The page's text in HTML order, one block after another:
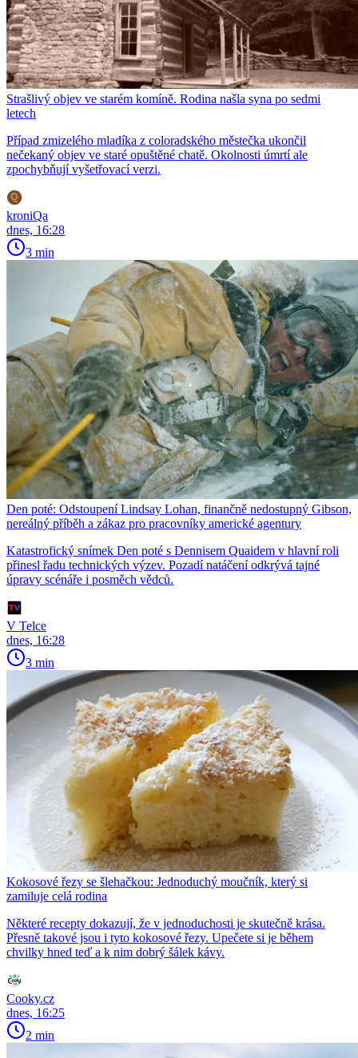
Strašlivý objev ve starém komíně. Rodina našla syna po sedmi
letech
Případ zmizelého mladíka z coloradského městečka ukončil
nečekaný objev ve staré opuštěné chatě. Okolnosti úmrtí ale
zpochybňují vyšetřovací verzi.
kroniQa
dnes, 16:28
3 min
Den poté: Odstoupení Lindsay Lohan, finančně nedostupný Gibson,
nereálný příběh a zákaz pro pracovníky americké agentury
Katastrofický snímek Den poté s Dennisem Quaidem v hlavní roli
přinesl řadu technických výzev. Pozadí natáčení odkrývá tajné
úpravy scénáře i posměch vědců.
V Telce
dnes, 16:28
3 min
Kokosové řezy se šlehačkou: Jednoduchý moučník, který si
zamiluje celá rodina
Některé recepty dokazují, že v jednoduchosti je skutečně krása.
Přesně takové jsou i tyto kokosové řezy. Upečete si je během
chvilky hned teď a k nim dobrý šálek kávy.
Cooky.cz
dnes, 16:25
2 min